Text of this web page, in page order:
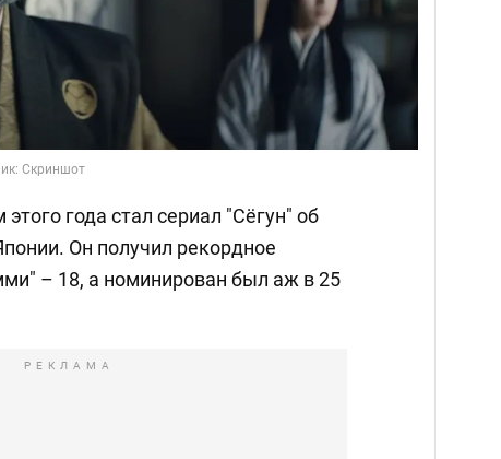
Скриншот
года стал сериал "Сёгун" об
Он получил рекордное
– 18, а номинирован был аж в 25
РЕКЛАМА